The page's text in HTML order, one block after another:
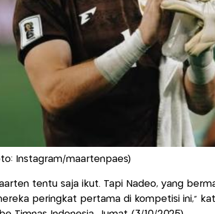
Instagram/maartenpaes)
tentu saja ikut. Tapi Nadeo, yang
peringkat pertama di kompetisi ini,"